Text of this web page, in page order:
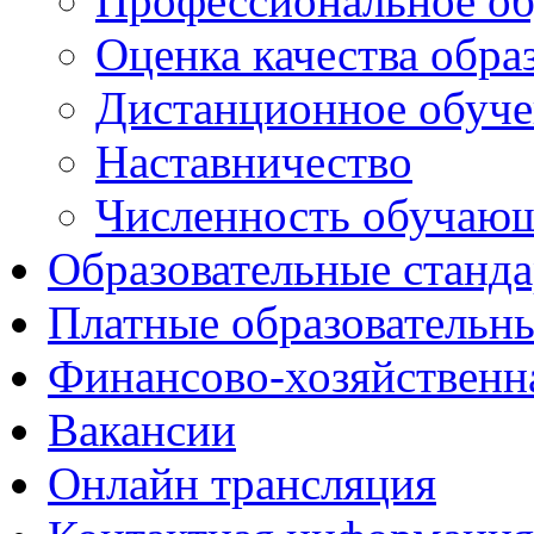
Оценка качества
Дистанционное
Наставничество
Численность
Образовательные
Платные
Финансово-
Вакансии
Онлайн трансляция